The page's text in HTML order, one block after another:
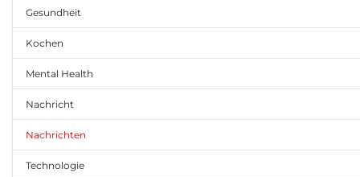
Gesundheit
Kochen
Mental Health
Nachricht
Nachrichten
Technologie